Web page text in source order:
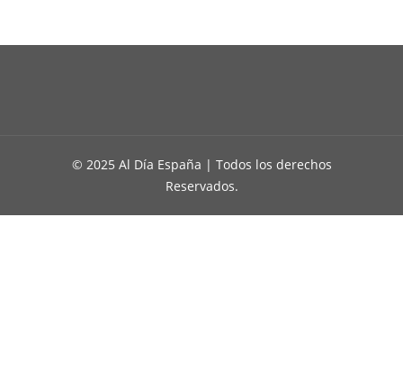
© 2025 Al Día España | Todos los derechos
Reservados.